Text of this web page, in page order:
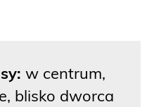
w centrum,
blisko dworca